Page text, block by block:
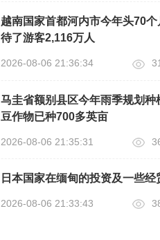
越南国家首都河内市今年头70个
待了游客2,116万人
2026-08-06 21:36:34
马圭省额别县区今年雨季规划种
豆作物已种700多英亩
2026-08-06 21:35:31
日本国家在缅甸的投资及一些经
2026-08-06 21:33:43